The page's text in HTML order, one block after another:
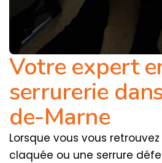
Votre expert
serrurerie
de-Marne
Lorsque vous vous
claquée ou une serrure